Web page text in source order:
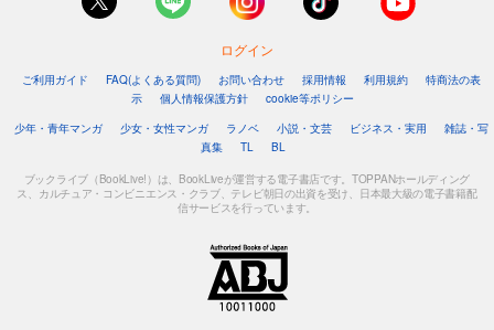
ログイン
ご利用ガイド FAQ(よくある質問) お問い合わせ 採用情報 利用規約
特商法の表
示
個人情報保護方針
cookie等ポリシー
少年・青年マンガ
少女・女性マンガ ラノベ 小説・文芸 ビジネス・実用
雑誌・写
真集
TL BL
ブックライブ（BookLive!）は、BookLiveが運営する電子書店です。TOPPANホールディング
ス、カルチュア・コンビニエンス・クラブ、テレビ朝日の出資を受け、日本最大級の電子書籍配
信サービスを行っています。